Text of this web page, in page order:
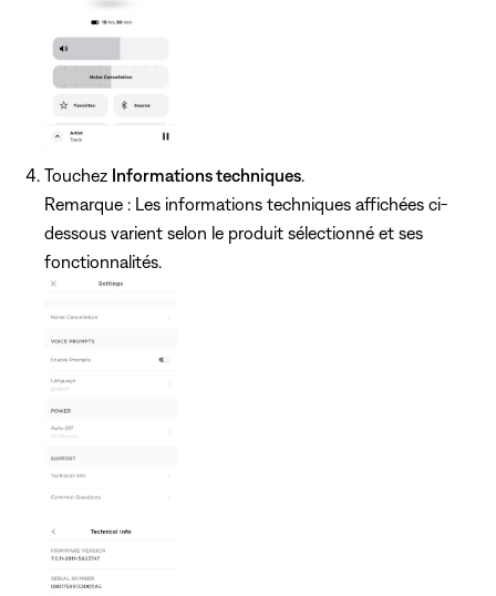
Touchez Informations techniques.
Remarque : Les informations techniques affichées ci-
dessous varient selon le produit sélectionné et ses
fonctionnalités.